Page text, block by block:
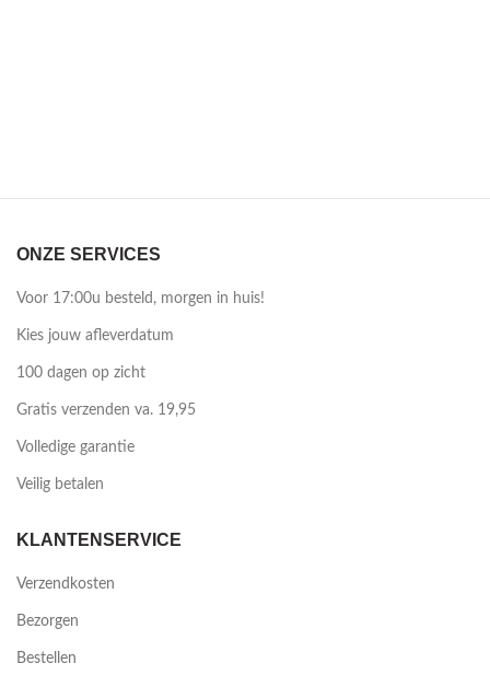
ONZE SERVICES
Voor 17:00u besteld, morgen in huis!
Kies jouw afleverdatum
100 dagen op zicht
Gratis verzenden va. 19,95
Volledige garantie
Veilig betalen
KLANTENSERVICE
Verzendkosten
Bezorgen
Bestellen